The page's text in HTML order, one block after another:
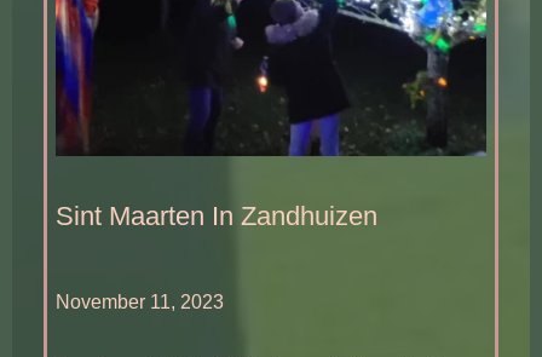
Sint Maarten In Zandhuizen
November 11, 2023